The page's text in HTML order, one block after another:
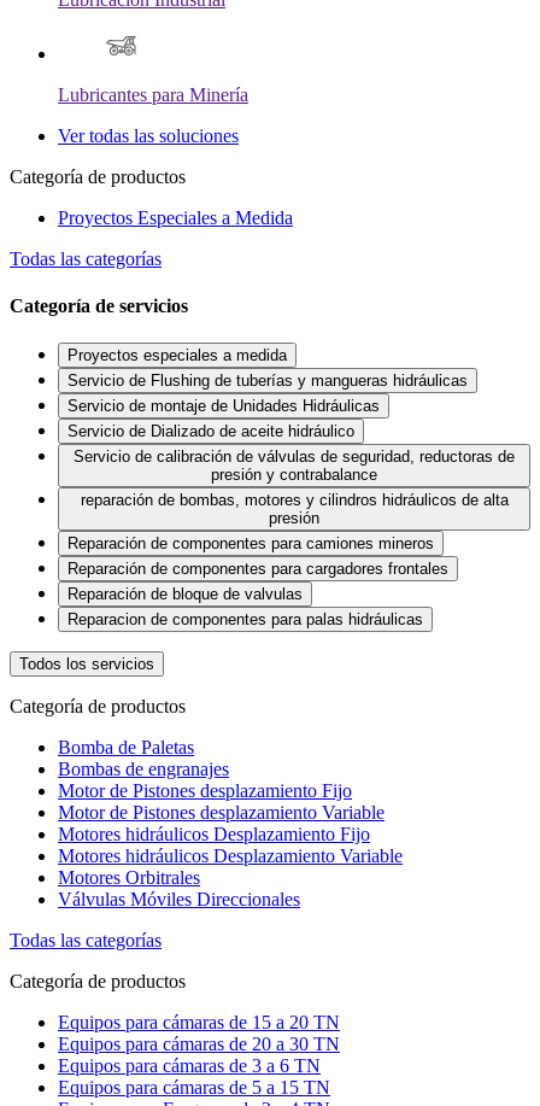
Lubricantes para Minería
Ver todas las soluciones
Categoría de productos
Proyectos Especiales a Medida
Todas las categorías
Categoría de servicios
Proyectos especiales a medida
Servicio de Flushing de tuberías y mangueras hidráulicas
Servicio de montaje de Unidades Hidráulicas
Servicio de Dializado de aceite hidráulico
Servicio de calibración de válvulas de seguridad, reductoras de
presión y contrabalance
reparación de bombas, motores y cilindros hidráulicos de alta
presión
Reparación de componentes para camiones mineros
Reparación de componentes para cargadores frontales
Reparación de bloque de valvulas
Reparacion de componentes para palas hidráulicas
Todos los servicios
Categoría de productos
Bomba de Paletas
Bombas de engranajes
Motor de Pistones desplazamiento Fijo
Motor de Pistones desplazamiento Variable
Motores hidráulicos Desplazamiento Fijo
Motores hidráulicos Desplazamiento Variable
Motores Orbitrales
Válvulas Móviles Direccionales
Todas las categorías
Categoría de productos
Equipos para cámaras de 15 a 20 TN
Equipos para cámaras de 20 a 30 TN
Equipos para cámaras de 3 a 6 TN
Equipos para cámaras de 5 a 15 TN